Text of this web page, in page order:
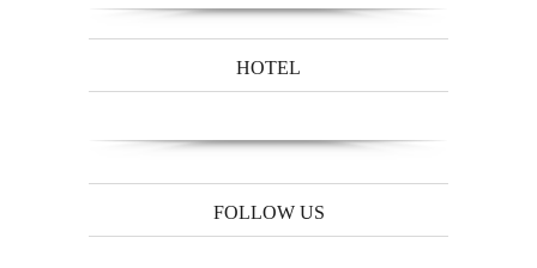
HOTEL
FOLLOW US